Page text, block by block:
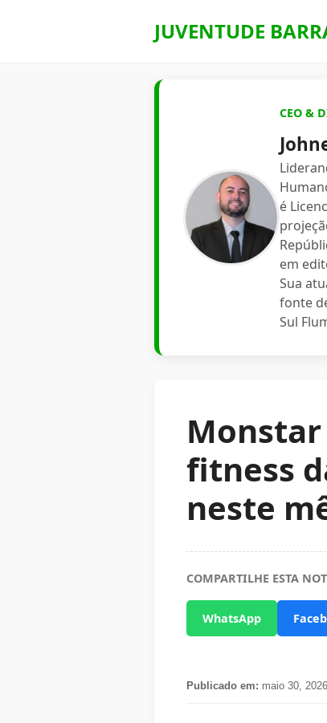
JUVENTUDE
CEO &
é
em
Sua
fonte
Sul
fitness
neste
COMPARTILHE ESTA
WhatsApp
Publicado em: maio 30,